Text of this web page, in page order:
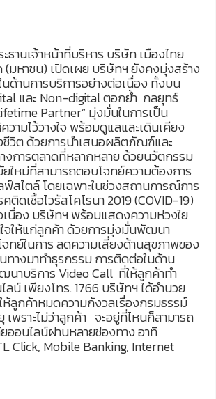
ะธานเจ้าหน้าที่บริหาร บริษัท เมืองไทย
(มหาชน) เปิดเผย บริษัทฯ ยังคงมุ่งสร้าง
ด้านการบริการอย่างต่อเนื่อง ทั้งบน
และ Non-digital ตอกย้ำ กลยุทธ์
Partner” มุ่งมั่นในการเป็น
ามไว้วางใจ พร้อมดูแลและเดินเคียง
ชีวิต ด้วยการนำเสนอผลิตภัณฑ์และ
งการตลาดที่หลากหลาย ด้วยนวัตกรรม
ยใหม่ที่สามารถตอบโจทย์ความต้องการ
สไตล์ โดยเฉพาะในช่วงสถานการณ์การ
ติดเชื้อไวรัสโคโรนา 2019 (COVID-19)
นื่อง บริษัทฯ พร้อมแสดงความห่วงใย
จให้แก่ลูกค้า ด้วยการมุ่งมั่นพัฒนา
ทย์ในการ ลดความเสี่ยงด้านสุขภาพของ
ทางมาทำธุรกรรม การติดต่อในด้าน
นาบริการ Video Call ที่ให้ลูกค้าทำ
น์ เพียงโทร. 1766 บริษัทฯ ได้อำนวย
ห้ลูกค้าหมดความกังวลเรื่องกรมธรรม์
เพราะไม่ว่าลูกค้า จะอยู่ที่ไหนก็สามารถ
ออนไลน์ผ่านหลายช่องทาง อาทิ
Click, Mobile Banking, Internet